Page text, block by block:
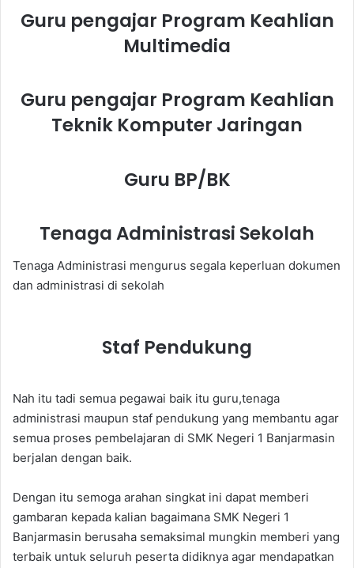
Guru pengajar Program Keahlian
Multimedia
Guru pengajar Program Keahlian
Teknik Komputer Jaringan
Guru BP/BK
Tenaga Administrasi Sekolah
Tenaga Administrasi mengurus segala keperluan dokumen
dan administrasi di sekolah
Staf Pendukung
Nah itu tadi semua pegawai baik itu guru,tenaga
administrasi maupun staf pendukung yang membantu agar
semua proses pembelajaran di SMK Negeri 1 Banjarmasin
berjalan dengan baik.
Dengan itu semoga arahan singkat ini dapat memberi
gambaran kepada kalian bagaimana SMK Negeri 1
Banjarmasin berusaha semaksimal mungkin memberi yang
terbaik untuk seluruh peserta didiknya agar mendapatkan